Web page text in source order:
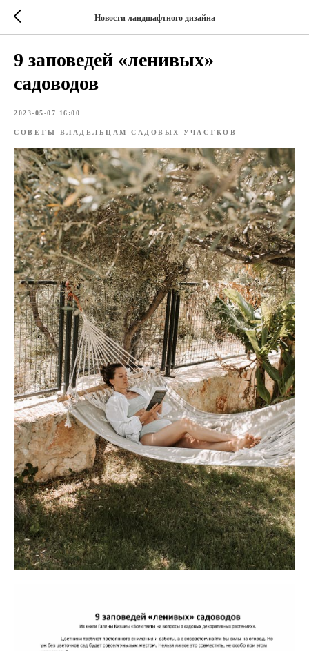
Новости ландшафтного дизайна
9 заповедей «ленивых»
садоводов
2023-05-07 16:00
СОВЕТЫ ВЛАДЕЛЬЦАМ САДОВЫХ УЧАСТКОВ